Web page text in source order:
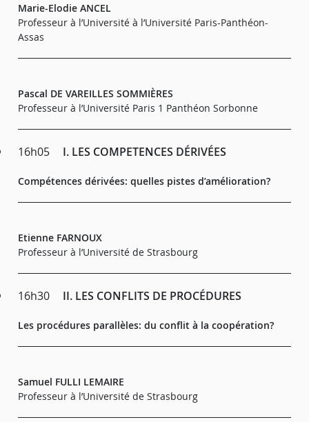
Marie-Elodie ANCEL
Professeur à l’Université à l’Université Paris-Panthéon-
Assas
Pascal DE VAREILLES SOMMIÈRES
Professeur à l’Université Paris 1 Panthéon Sorbonne
16h05 I. LES COMPETENCES DÉRIVÉES
Compétences dérivées: quelles pistes d’amélioration?
Etienne FARNOUX
Professeur à l’Université de Strasbourg
16h30 II. LES CONFLITS DE PROCÉDURES
Les procédures parallèles: du conflit à la coopération?
Samuel FULLI LEMAIRE
Professeur à l’Université de Strasbourg